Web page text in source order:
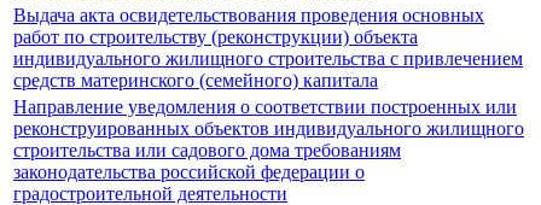
Выдача акта освидетельствования проведения основных
работ по строительству (реконструкции) объекта
индивидуального жилищного строительства с привлечением
средств материнского (семейного) капитала
Направление уведомления о соответствии построенных или
реконструированных объектов индивидуального жилищного
строительства или садового дома требованиям
законодательства российской федерации о
градостроительной деятельности